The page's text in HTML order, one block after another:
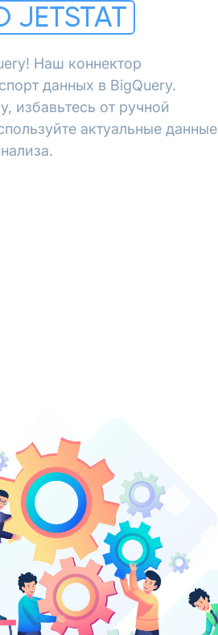
Наш коннектор
данных в BigQuery.
избавьтесь от ручной
актуальные данные